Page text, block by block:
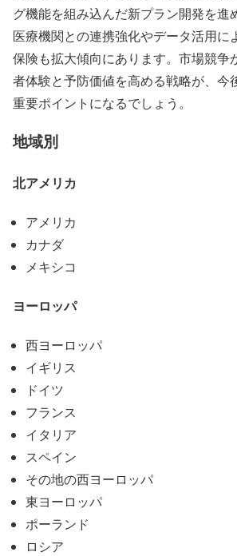
グ機能を組み込んだ新プラン開発を進
医療機関との連携強化やデータ活用に
保険も拡大傾向にあります。市場競争
者体験と予防価値を高める戦略が、今
重要ポイントになるでしょう。
地域別
北アメリカ
アメリカ
カナダ
メキシコ
ヨーロッパ
西ヨーロッパ
イギリス
ドイツ
フランス
イタリア
スペイン
その地の西ヨーロッパ
東ヨーロッパ
ポーランド
ロシア